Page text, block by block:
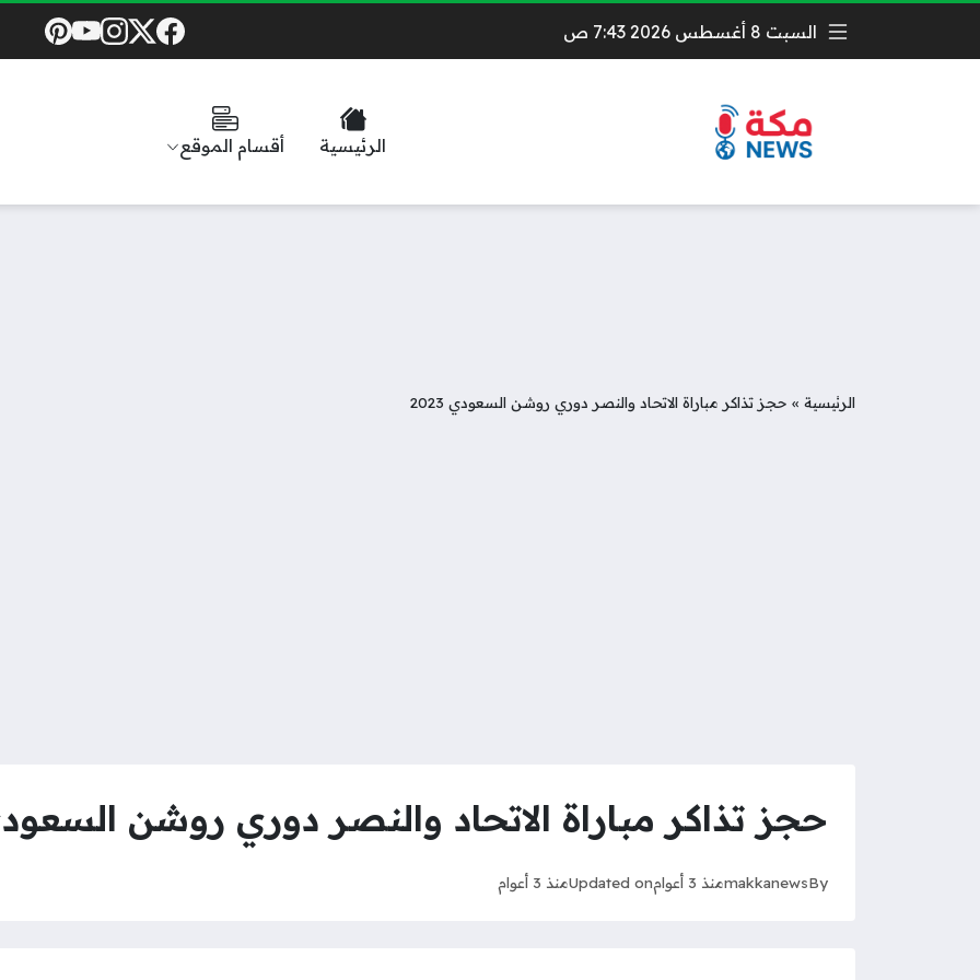
السبت 8 أغسطس 2026 7:43 ص
Social Links
الرئيسية أقسام الموقع
الرئيسية » حجز تذاكر مباراة الاتحاد والنصر دوري روشن السعودي 2023
حجز تذاكر مباراة الاتحاد والنصر دوري روشن السعودي
By
makkanewsمنذ 3 أعوام Updated onمنذ 3 أعوام